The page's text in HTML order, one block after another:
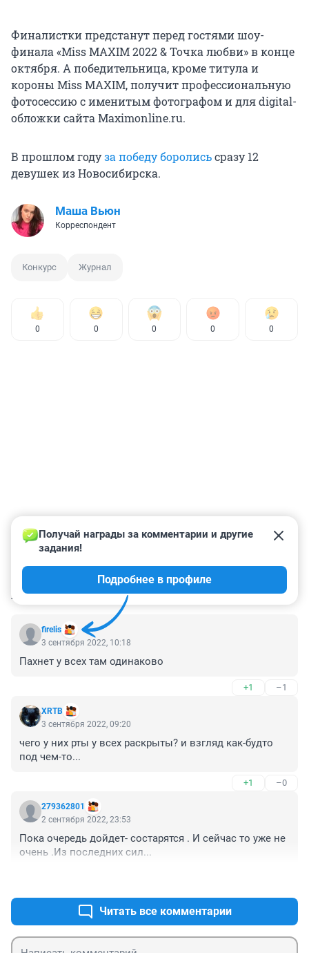
Финалистки предстанут перед гостями шоу-
финала «Miss MAXIM 2022 & Точка любви» в конце
октября. А победительница, кроме титула и
короны Miss MAXIM, получит профессиональную
фотосессию с именитым фотографом и для digital-
обложки сайта Maximonline.ru.
В прошлом годуза победу боролисьсразу 12
девушек из Новосибирска.
Маша Вьюн
Корреспондент
Конкурс Журнал
0 0 0 0 0
КОММЕНТАРИИ 82
firelis
Получай награды за комментарии и другие
задания!
Подробнее в профиле
3 сентября 2022, 10:18
Пахнет у всех там одинаково
+1 –1
XRTB
3 сентября 2022, 09:20
чего у них рты у всех раскрыты? и взгляд как-будто
под чем-то...
+1 –0
279362801
2 сентября 2022, 23:53
Пока очередь дойдет- состарятся . И сейчас то уже не
очень .Из последних сил...
Читать все комментарии